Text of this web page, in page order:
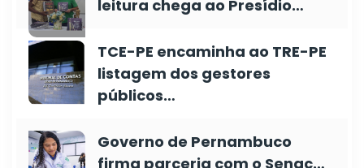
leitura chega ao Presídio…
TCE-PE encaminha ao TRE-PE
listagem dos gestores
públicos…
Governo de Pernambuco
firma parceria com o Senac…